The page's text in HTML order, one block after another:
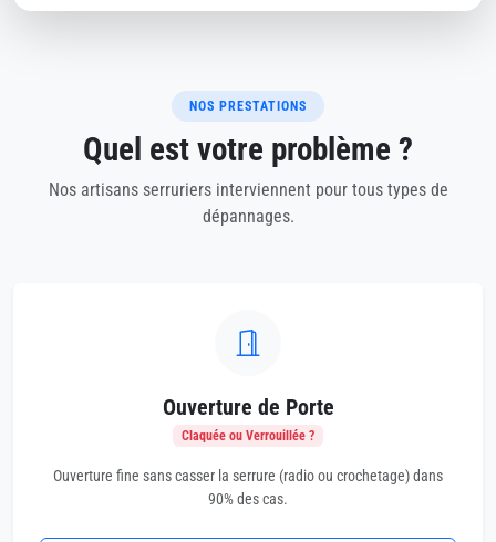
NOS PRESTATIONS
Quel est votre problème ?
Nos artisans serruriers interviennent pour tous types de
dépannages.
Ouverture de Porte
Claquée ou Verrouillée ?
Ouverture fine sans casser la serrure (radio ou crochetage) dans
90% des cas.